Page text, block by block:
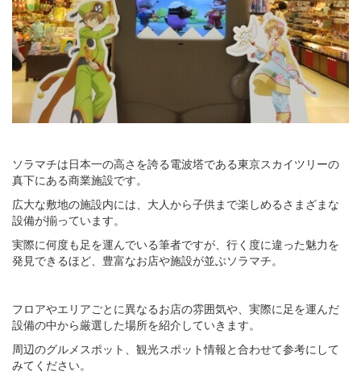
ソラマチは日本一の高さを誇る電波塔である東京スカイツリーの
真下にある商業施設です。
広大な敷地の施設内には、大人から子供まで楽しめるさまざまな
設備が揃っています。
実際に何度も足を運んでいる筆者ですが、行く度に違った魅力を
発見できるほど、豊富なお店や施設が並ぶソラマチ。
フロアやエリアごとに異なるお店の雰囲気や、実際に足を運んだ
設備の中から厳選した場所を紹介していきます。
周辺のグルメスポット、観光スポット情報と合わせて参考にして
みてください。